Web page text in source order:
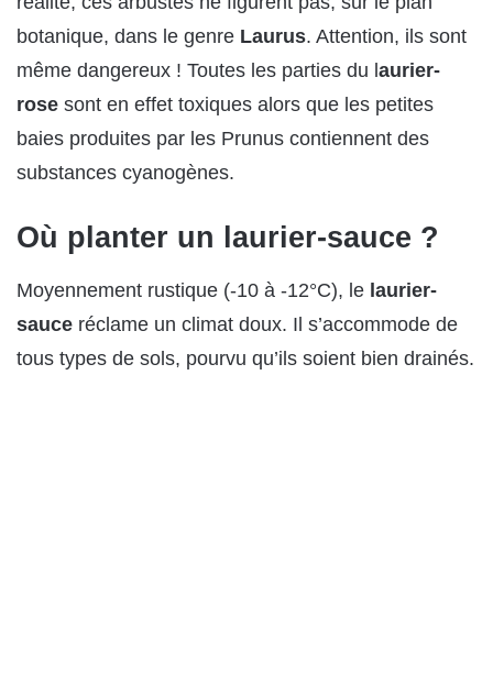
botanique, dans le genre Laurus. Attention, ils sont
même dangereux ! Toutes les parties du l aurier-
rose sont en effet toxiques alors que les petites
baies produites par les Prunus contiennent des
substances cyanogènes.
Où planter un laurier-sauce ?
Moyennement rustique (-10 à -12°C), le laurier-
sauce réclame un climat doux. Il s’accommode de
tous types de sols, pourvu qu’ils soient bien drainés.